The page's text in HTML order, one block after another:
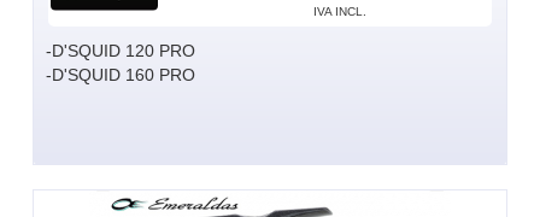
IVA INCL.
-D'SQUID 120 PRO
-D'SQUID 160 PRO